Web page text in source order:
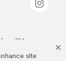
site
3M.